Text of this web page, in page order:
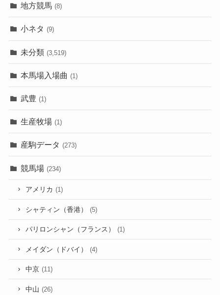
地方競馬 (8)
小ネタ (9)
未分類 (3,519)
本馬場入場曲 (1)
武豊 (1)
生産牧場 (1)
産駒データ (273)
競馬場 (234)
アメリカ (1)
シャティン（香港） (5)
パリロンシャン（フランス） (1)
メイダン（ドバイ） (4)
中京 (11)
中山 (26)